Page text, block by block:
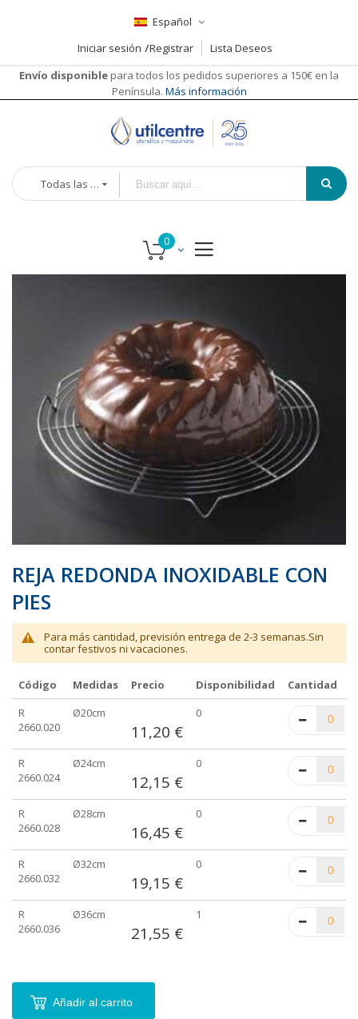
Español
Iniciar sesión
Registrar
Lista Deseos
Envío disponible para todos los pedidos superiores a 150€ en la
Península. Más información
Todas las categorías
imágenes
imágenes
REJA REDONDA INOXIDABLE CON
PIES
Para más cantidad, previsión entrega de 2-3 semanas.Sin
contar festivos ni vacaciones.
Elementos
de
agrupados
Código Medidas Precio Disponibilidad
Cantidad
R
2660.020
Ø20cm
11,20 €
0
R
2660.024
Ø24cm
12,15 €
0
R
2660.028
Ø28cm
16,45 €
0
R
2660.032
Ø32cm
19,15 €
0
R
2660.036
Ø36cm
21,55 €
1
Añadir al carrito